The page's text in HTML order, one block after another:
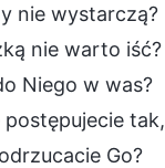
nie wystarczą?
nie warto iść?
Niego w was?
tak,
Go?